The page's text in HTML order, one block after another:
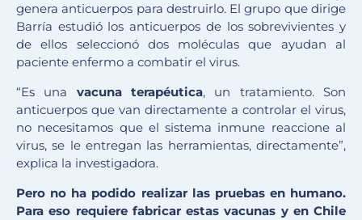
genera anticuerpos para destruirlo. El grupo que dirige
Barría estudió los anticuerpos de los sobrevivientes y
de ellos seleccionó dos moléculas que ayudan al
paciente enfermo a combatir el virus.
“Es una vacuna terapéutica, un tratamiento. Son
anticuerpos que van directamente a controlar el virus,
no necesitamos que el sistema inmune reaccione al
virus, se le entregan las herramientas, directamente”,
explica la investigadora.
Pero no ha podido realizar las pruebas en humano.
Para eso requiere fabricar estas vacunas y en Chile